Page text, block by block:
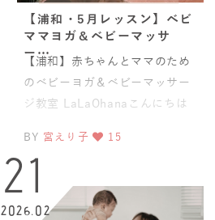
【浦和・5月レッスン】ベビ
ママヨガ＆ベビーマッサ
ー…
【浦和】赤ちゃんとママのため
のベビーヨガ＆ベビーマッサー
ジ教室 LaLaOhanaこんにちは
＆ベビーマッサージ教
BY 宮えり子 15
21
2026.02